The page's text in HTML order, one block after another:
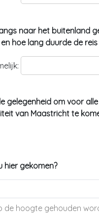
naar het buitenland
hoe lang duurde de reis
gelegenheid om voor
van Maastricht te
hier gekomen?
de hoogte gehouden